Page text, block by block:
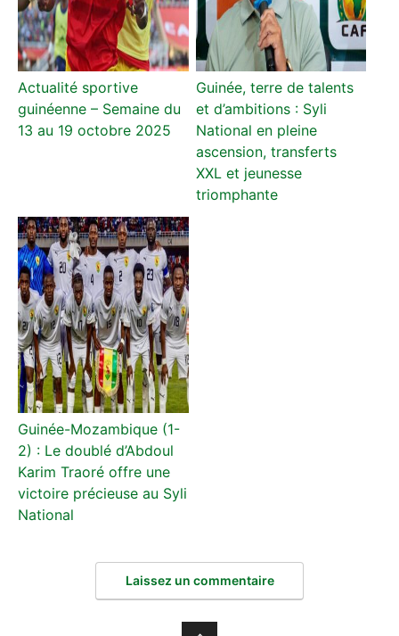
Actualité sportive
guinéenne – Semaine du
13 au 19 octobre 2025
Guinée, terre de talents
et d’ambitions : Syli
National en pleine
ascension, transferts
XXL et jeunesse
triomphante
Guinée-Mozambique (1-
2) : Le doublé d’Abdoul
Karim Traoré offre une
victoire précieuse au Syli
National
Laissez un commentaire